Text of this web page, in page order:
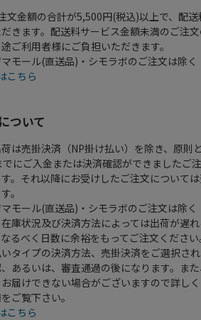
文金額の合計が5,500円(税込)以上で、配送
きます。配送料サービス金額未満のご注
ご利用者様にご負担いただきます。
モール(直送品)・シモラボのご注文は除く
こちら
ついて
は売掛決済（NP掛け払い）を除き、原則
にご入金または決済確認ができましたご
。それ以降にお受けしたご注文について
。
モール(直送品)・シモラボのご注文は除く
庫状況及び決済方法によっては出荷が遅
るべく日数に余裕をもってご注文ください
タイプの決済方法、売掛決済をご選択さ
あるいは、審査通過の後になります。ま
届けできない場合がございますので詳し
ご覧下さい。
こちら